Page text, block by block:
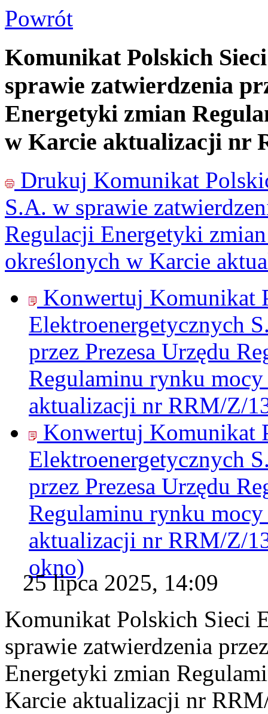
Powrót
Komunikat Polskich
sprawie zatwierdzenia
Energetyki zmian
w Karcie aktualizacji nr
Drukuj Komunikat
S.A. w sprawie
Regulacji Energetyki
określonych w Karcie
Konwertuj Komunikat
Elektroenergetycznych
przez Prezesa Urzędu
Regulaminu rynku
aktualizacji nr RRM/Z/
Konwertuj Komunikat
Elektroenergetycznych
przez Prezesa Urzędu
Regulaminu rynku
aktualizacji nr RRM/Z/
okno)
25 lipca 2025, 14:09
Komunikat Polskich Sieci
sprawie zatwierdzenia
Energetyki zmian
Karcie aktualizacji nr